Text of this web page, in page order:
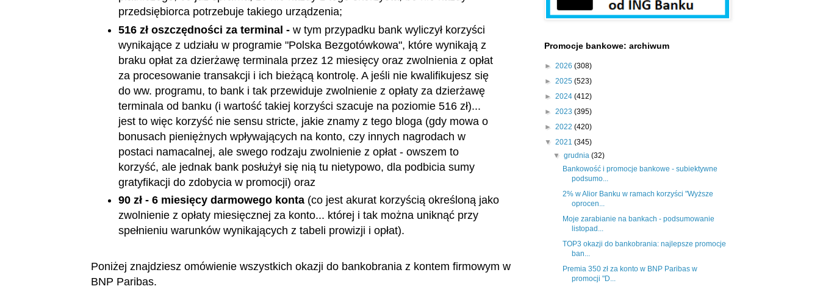
przedsiębiorca potrzebuje takiego urządzenia;
516 zł oszczędności za terminal - w tym przypadku bank wyliczył korzyści
wynikające z udziału w programie "Polska Bezgotówkowa", które wynikają z
braku opłat za dzierżawę terminala przez 12 miesięcy oraz zwolnienia z opłat
za procesowanie transakcji i ich bieżącą kontrolę. A jeśli nie kwalifikujesz się
do ww. programu, to bank i tak przewiduje zwolnienie z opłaty za dzierżawę
terminala od banku (i wartość takiej korzyści szacuje na poziomie 516 zł)...
jest to więc korzyść nie sensu stricte, jakie znamy z tego bloga (gdy mowa o
bonusach pieniężnych wpływających na konto, czy innych nagrodach w
postaci namacalnej, ale swego rodzaju zwolnienie z opłat - owszem to
korzyść, ale jednak bank posłużył się nią tu nietypowo, dla podbicia sumy
gratyfikacji do zdobycia w promocji) oraz
90 zł - 6 miesięcy darmowego konta (co jest akurat korzyścią określoną jako
zwolnienie z opłaty miesięcznej za konto... której i tak można uniknąć przy
spełnieniu warunków wynikających z tabeli prowizji i opłat).
Poniżej znajdziesz omówienie wszystkich okazji do bankobrania z kontem firmowym w
BNP Paribas.
Promocje bankowe: archiwum
► 2026 (308)
► 2025 (523)
► 2024 (412)
► 2023 (395)
► 2022 (420)
▼ 2021 (345)
▼grudnia(32)
Bankowość i promocje bankowe - subiektywne
podsumo...
2% w Alior Banku w ramach korzyści "Wyższe
oprocen...
Moje zarabianie na bankach - podsumowanie
listopad...
TOP3 okazji do bankobrania: najlepsze promocje
ban...
Premia 350 zł za konto w BNP Paribas w
promocji "D...